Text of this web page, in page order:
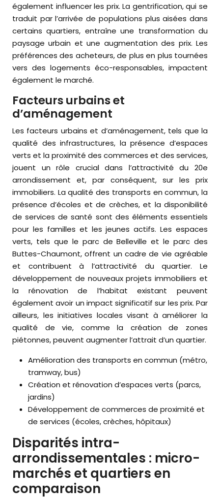
également influencer les prix. La gentrification, qui se
traduit par l’arrivée de populations plus aisées dans
certains quartiers, entraîne une transformation du
paysage urbain et une augmentation des prix. Les
préférences des acheteurs, de plus en plus tournées
vers des logements éco-responsables, impactent
également le marché.
Facteurs urbains et
d’aménagement
Les facteurs urbains et d’aménagement, tels que la
qualité des infrastructures, la présence d’espaces
verts et la proximité des commerces et des services,
jouent un rôle crucial dans l’attractivité du 20e
arrondissement et, par conséquent, sur les prix
immobiliers. La qualité des transports en commun, la
présence d’écoles et de crèches, et la disponibilité
de services de santé sont des éléments essentiels
pour les familles et les jeunes actifs. Les espaces
verts, tels que le parc de Belleville et le parc des
Buttes-Chaumont, offrent un cadre de vie agréable
et contribuent à l’attractivité du quartier. Le
développement de nouveaux projets immobiliers et
la rénovation de l’habitat existant peuvent
également avoir un impact significatif sur les prix. Par
ailleurs, les initiatives locales visant à améliorer la
qualité de vie, comme la création de zones
piétonnes, peuvent augmenter l’attrait d’un quartier.
Amélioration des transports en commun (métro,
tramway, bus)
Création et rénovation d’espaces verts (parcs,
jardins)
Développement de commerces de proximité et
de services (écoles, crèches, hôpitaux)
Disparités intra-
arrondissementales : micro-
marchés et quartiers en
comparaison